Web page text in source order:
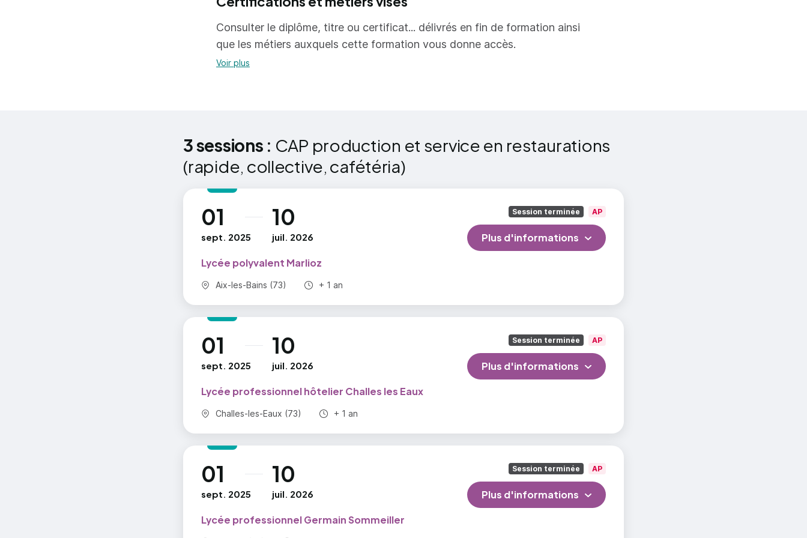
l'employeur.
Unité générale (UG) - 4. Education physique et sportive
Unité générale (UG) - 5. Langue vivante
Unité facultative / Epreuve facultative (Ufac) - Arts appliqués et cultures
Consulter le diplôme, titre ou certificat... délivrés en fin de formation ainsi
que les métiers auxquels cette formation vous donne accès.
Voir plus
3 sessions : CAP production et service en restaurations
(rapide, collective, cafétéria)
01
sept. 2025
au 10
juil. 2026
Lycée polyvalent Marlioz
Commune :
Aix-les-Bains (73) Durée totale :
+ 1 an
Session terminée AP
Plus d'informations
01
sept. 2025
au 10
juil. 2026
Lycée professionnel hôtelier Challes les Eaux
Commune :
Challes-les-Eaux (73) Durée totale :
+ 1 an
Session terminée AP
Plus d'informations
01
sept. 2025
au 10
juil. 2026
Lycée professionnel Germain Sommeiller
Session terminée AP
Plus d'informations